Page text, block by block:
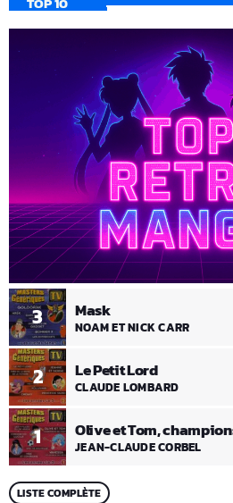
1 Olive et Tom,
JEAN-CLAUDE CORBEL
2 Le Petit Lord
CLAUDE LOMBARD
3 Mask
NOAM ET NICK CARR
LISTE COMPLÈTE